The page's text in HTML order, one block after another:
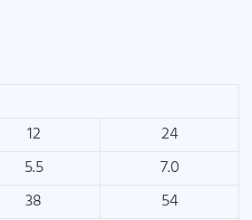
12
24
5.5
7.0
38
54